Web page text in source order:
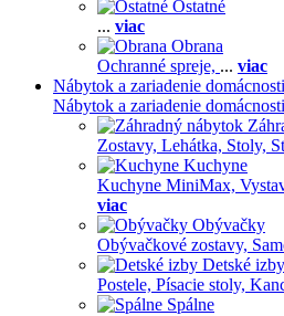
Ostatné
... viac
Obrana
Ochranné spreje, ... viac
Nábytok a zariadenie
Nábytok a zariadenie
Zostavy, Lehátka, Stoly,
Kuchyne
Kuchyne MiniMax,
viac
Obývačky
Obývačkové zostavy,
Detské izby
Postele, Písacie stoly,
Spálne